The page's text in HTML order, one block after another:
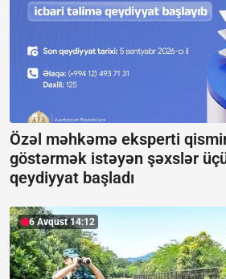
Özəl məhkəmə eksperti
göstərmək istəyən şəxslər
qeydiyyat başladı
6 Avqust 14:12